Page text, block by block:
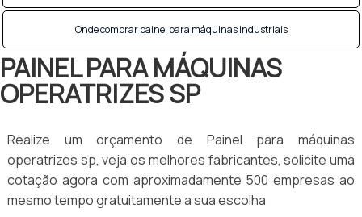
Onde comprar painel para máquinas industriais
PAINEL PARA MÁQUINAS
OPERATRIZES SP
Realize um orçamento de Painel para máquinas
operatrizes sp, veja os melhores fabricantes, solicite uma
cotação agora com aproximadamente 500 empresas ao
mesmo tempo gratuitamente a sua escolha